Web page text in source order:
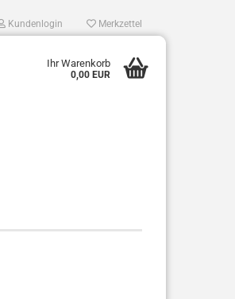
Kundenlogin Merkzettel
Ihr Warenkorb
0,00 EUR